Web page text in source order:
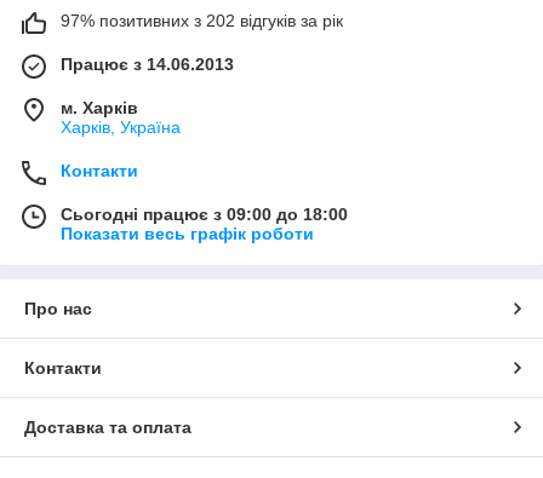
97% позитивних з 202 відгуків за рік
Працює з 14.06.2013
м. Харків
Харків, Україна
Контакти
Сьогодні працює з 09:00 до 18:00
Показати весь графік роботи
Про нас
Контакти
Доставка та оплата